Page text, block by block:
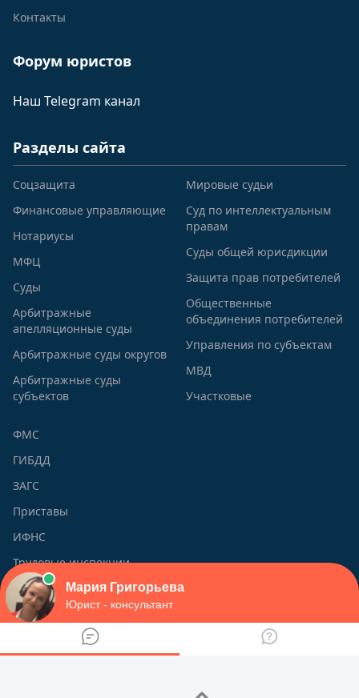
Контакты
Форум юристов
Наш Telegram канал
Разделы сайта
Соцзащита
Финансовые управляющие
Нотариусы
МФЦ
Суды
Арбитражные
апелляционные суды
Арбитражные суды округов
Арбитражные суды
субъектов
Мировые судьи
Суд по интеллектуальным
правам
Суды общей юрисдикции
Защита прав потребителей
Общественные
объединения потребителей
Управления по субъектам
МВД
Участковые
ФМС
ГИБДД
ЗАГС
Приставы
ИФНС
Трудовые инспекции
О сайте
viplawyer.ru - Наш национальный портал правовой